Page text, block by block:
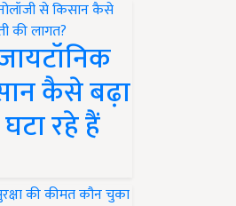
कैसे बढ़ा
रहे हैं